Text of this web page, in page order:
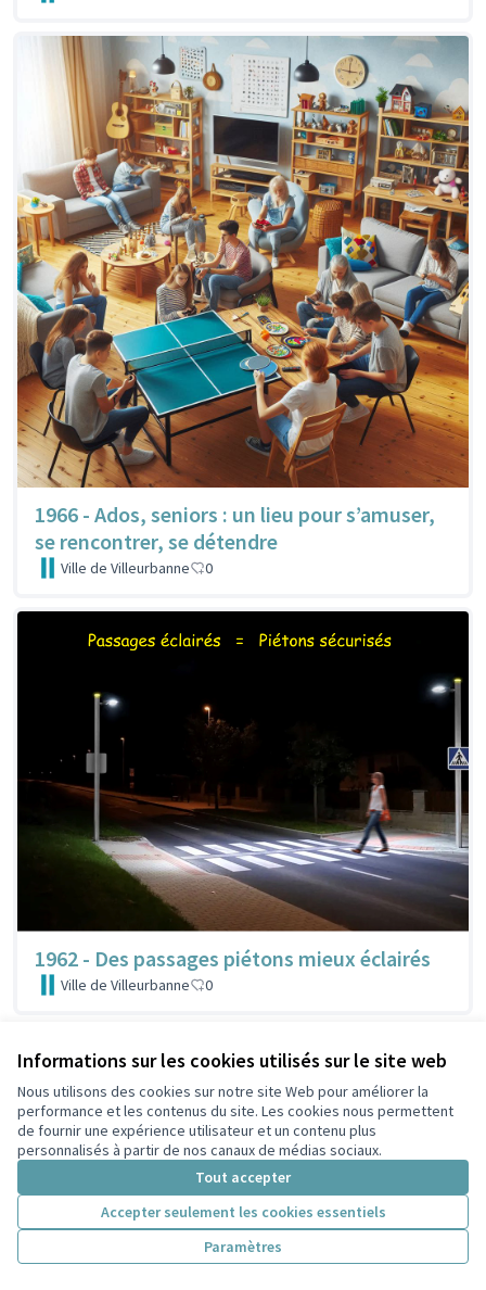
Informations sur les cookies utilisés sur le site web
Nous utilisons des cookies sur notre site Web pour améliorer la
performance et les contenus du site. Les cookies nous permettent
de fournir une expérience utilisateur et un contenu plus
personnalisés à partir de nos canaux de médias sociaux.
Tout accepter
Accepter seulement les cookies essentiels
Paramètres
1966 - Ados, seniors : un lieu pour s’amuser,
se rencontrer, se détendre
Ville de Villeurbanne 0
1962 - Des passages piétons mieux éclairés
Ville de Villeurbanne 0